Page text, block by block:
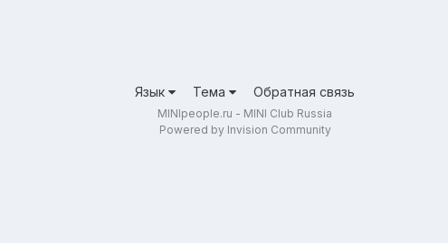
Язык Тема Обратная связь
MINIpeople.ru - MINI Club Russia
Powered by Invision Community